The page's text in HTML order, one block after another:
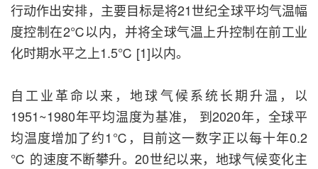
行动作出安排，主要目标是将21世纪全球平均气温幅
度控制在2℃以内，并将全球气温上升控制在前工业
化时期水平之上1.5℃ [1]以内。
自工业革命以来，地球气候系统长期升温，以
1951~1980年平均温度为基准， 到2020年，全球平
均温度增加了约1℃，目前这一数字正以每十年0.2
℃ 的速度不断攀升。20世纪以来，地球气候变化主